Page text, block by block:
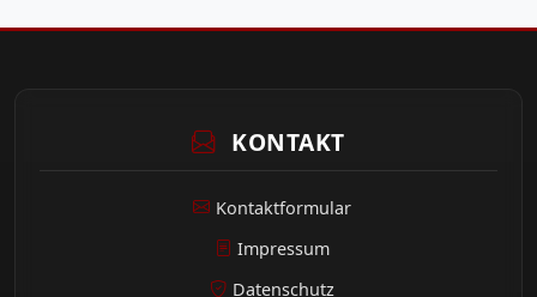
KONTAKT
Kontaktformular
Impressum
Datenschutz